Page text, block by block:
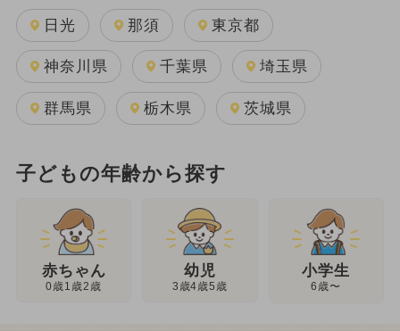
日光 那須 東京都
神奈川県 千葉県 埼玉県
群馬県 栃木県 茨城県
子どもの年齢から探す
赤ちゃん
0歳1歳2歳
幼児
3歳4歳5歳
小学生
6歳〜